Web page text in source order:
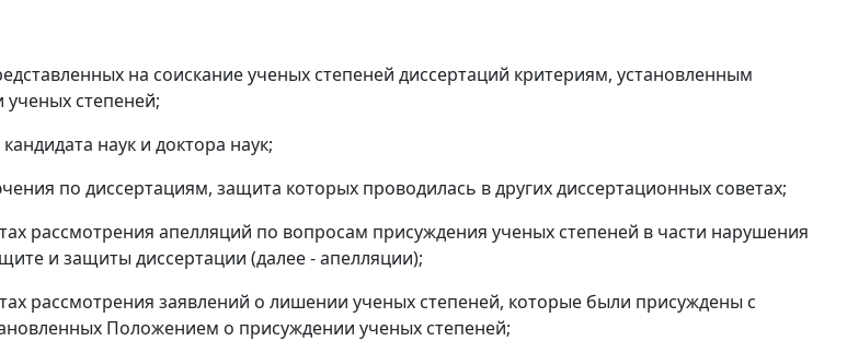
на соискание ученых степеней диссертаций критериям, установленным
степеней;
наук и доктора наук;
по диссертациям, защита которых проводилась в других диссертационных советах;
рассмотрения апелляций по вопросам присуждения ученых степеней в части нарушения
и защиты диссертации (далее - апелляции);
рассмотрения заявлений о лишении ученых степеней, которые были присуждены с
Положением о присуждении ученых степеней;